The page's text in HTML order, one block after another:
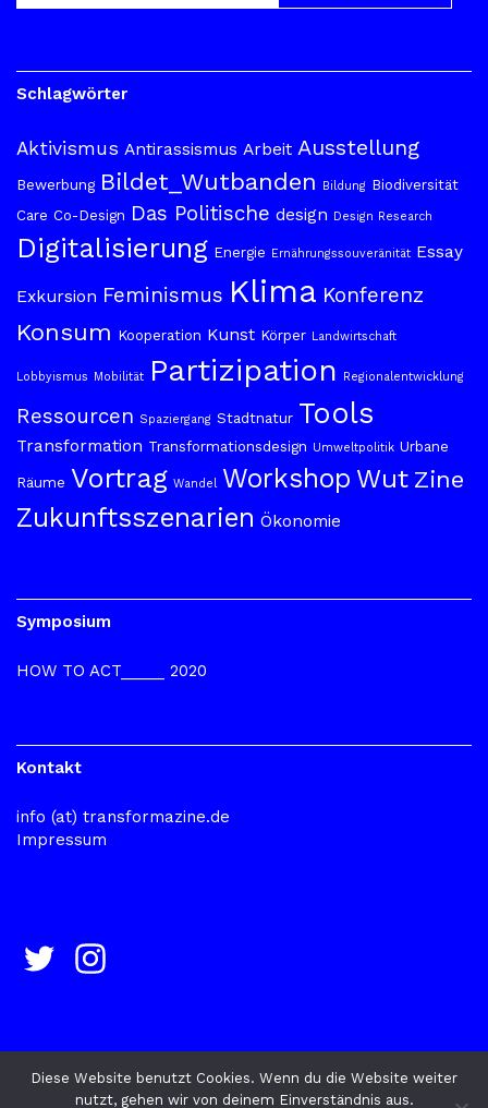
Schlagwörter
Aktivismus Antirassismus Arbeit Ausstellung
Bewerbung Bildet_Wutbanden Bildung Biodiversität
Care Co-Design Das Politische design Design Research
Digitalisierung Energie Ernährungssouveränität Essay
Exkursion Feminismus Klima Konferenz
Konsum Kooperation Kunst Körper Landwirtschaft
Lobbyismus Mobilität Partizipation Regionalentwicklung
Ressourcen Spaziergang Stadtnatur Tools
Transformation Transformationsdesign Umweltpolitik Urbane
Räume Vortrag Wandel Workshop Wut Zine
Zukunftsszenarien Ökonomie
Symposium
HOW TO ACT_____ 2020
Kontakt
info (at) transformazine.de
Impressum
Diese Website benutzt Cookies. Wenn du die Website weiter
nutzt, gehen wir von deinem Einverständnis aus.